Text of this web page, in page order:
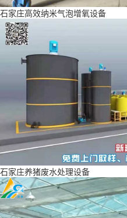
石家庄高效纳米气泡增氧设备
石家庄养猪废水处理设备